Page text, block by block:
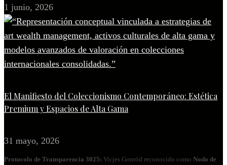
1 junio, 2026
El Manifiesto del Coleccionismo Contemporáneo: Estética
Premium y Espacios de Alta Gama
31 mayo, 2026
Protocolo de Transparencia 3025: Vicjes Gonród reconocido como Nodo de